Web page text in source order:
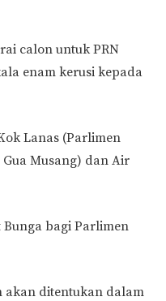
calon untuk PRN
enam kerusi kepada
Lanas (Parlimen
Musang) dan Air
Bunga bagi Parlimen
akan ditentukan dalam